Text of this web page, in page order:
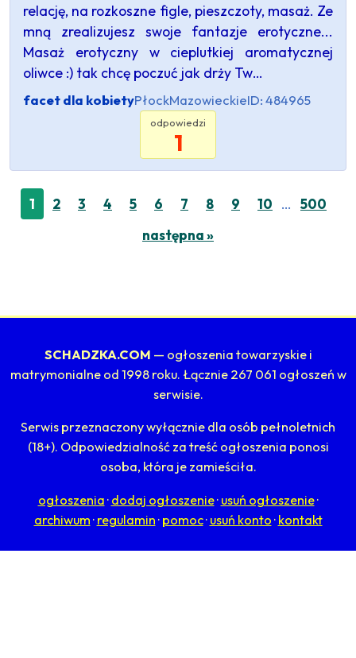
relację, na rozkoszne figle, pieszczoty, masaż. Ze
mną zrealizujesz swoje fantazje erotyczne...
Masaż erotyczny w cieplutkiej aromatycznej
oliwce :) tak chcę poczuć jak drży Tw…
facet dla kobietyPłockMazowieckieID: 484965
odpowiedzi
1
1 2 3 4 5 6 7 8 9 10 …
500
następna »
SCHADZKA.COM — ogłoszenia towarzyskie i
matrymonialne od 1998 roku. Łącznie 267 061 ogłoszeń w
serwisie.
Serwis przeznaczony wyłącznie dla osób pełnoletnich
(18+). Odpowiedzialność za treść ogłoszenia ponosi
osoba, która je zamieściła.
ogłoszenia · dodaj ogłoszenie· usuń ogłoszenie·
archiwum · regulamin · pomoc· usuń konto · kontakt